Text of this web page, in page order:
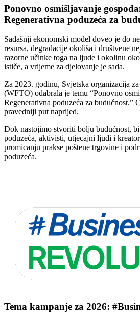
Ponovno osmišljavanje
Regenerativna poduzeća za
Sadašnji ekonomski model doveo je do
resursa, degradacije okoliša i društvene
razorne učinke toga na ljude i okolinu
ističe, a vrijeme za djelovanje je sada.
Za 2023. godinu, Svjetska organizacija
(WFTO) odabrala je temu “Ponovno
Regenerativna poduzeća za
pravedniji put naprijed.
Dok nastojimo stvoriti bolju budućnost,
poduzeća, aktivisti, utjecajni ljudi i
promicanju prakse poštene trgovine i
poduzeća.
Tema kampanje za 2026: